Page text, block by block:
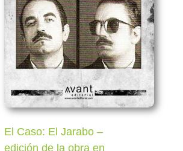
El Caso: El Jarabo –
edición de la obra en